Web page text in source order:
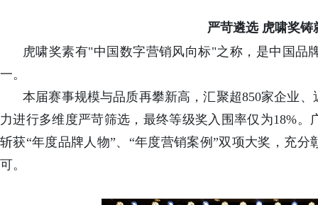
严苛遴选 虎啸奖铸
虎啸奖素有"中国数字营销风向标"之称，是中国品
一。
本届赛事规模与品质再攀新高，汇聚超850家企业
力进行多维度严苛筛选，最终等级奖入围率仅为18%
斩获“年度品牌人物”、“年度营销案例”双项大奖，充
可。